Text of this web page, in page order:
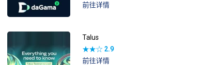
前往详情
Talus
★★☆ 2.9
前往详情